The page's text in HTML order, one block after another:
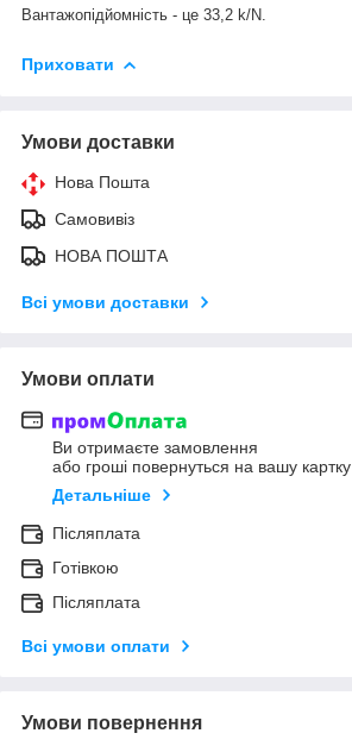
Вантажопідйомність - це 33,2 k/N.
Приховати
Умови доставки
Нова Пошта
Самовивіз
НОВА ПОШТА
Всі умови доставки
Умови оплати
Ви отримаєте замовлення
або гроші повернуться на вашу картку
Детальніше
Післяплата
Готівкою
Післяплата
Всі умови оплати
Умови повернення